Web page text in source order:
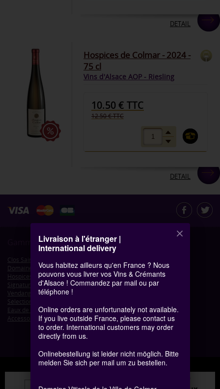
DETAIL
Hospices de Colmar - 2024 -
75 cl
Vins d'Alsace AOP - Riesling
10.50 € TTC
12.50 € TTC
DETAIL
Gamme de produits
Clos Saint-Jacques
Domaine de Colmar
Hospices de Colmar
Signature de Colmar - Petits Formats
Vendanges Tardives
Sélection de Grains Nobles
Eaux de vie d'Alsace
Accessoires
Livraison à l'étranger |
International delivery
Vous habitez ailleurs qu'en France ? Nous
pouvons vous livrer vos Vins & Crémants
d'Alsace ! Commandez par mail ou par
téléphone !
Online orders are unfortunately not available.
If you live outside France, please contact us
to order. International customers may order
directly from us.
Onlinebestellung ist leider nicht möglich. Bitte
melden Sie sich per mail um zu bestellen.